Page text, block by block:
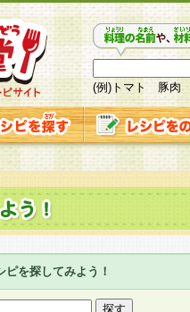
(例)トマト 豚肉
を探してみよう！